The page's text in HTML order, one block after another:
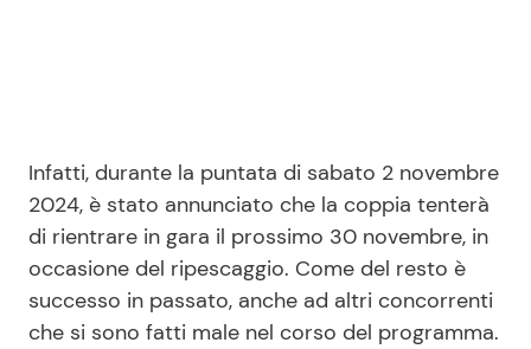
Redazione
Contattaci
Pubblicità
Privacy Policy
Infatti, durante la puntata di sabato 2 novembre
2024, è stato annunciato che la coppia tenterà
di rientrare in gara il prossimo 30 novembre, in
occasione del ripescaggio. Come del resto è
successo in passato, anche ad altri concorrenti
che si sono fatti male nel corso del programma.